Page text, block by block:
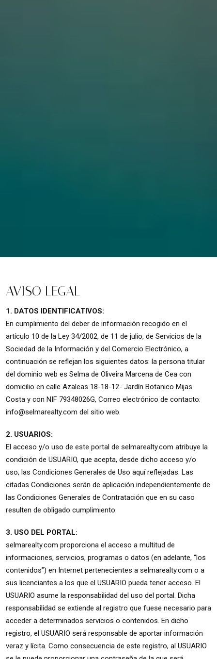
AVISO LEGAL
1. DATOS IDENTIFICATIVOS:
En cumplimiento del deber de información recogido en el
artículo 10 de la Ley 34/2002, de 11 de julio, de Servicios de la
Sociedad de la Información y del Comercio Electrónico, a
continuación se reflejan los siguientes datos: la persona titular
del dominio web es Selma de Oliveira Marcena de Cea con
domicilio en calle Azaleas 18-18-12- Jardín Botanico Mijas
Costa y con NIF 79348026G, Correo electrónico de contacto:
info@selmarealty.com del sitio web.
2. USUARIOS:
El acceso y/o uso de este portal de selmarealty.com atribuye la
condición de USUARIO, que acepta, desde dicho acceso y/o
uso, las Condiciones Generales de Uso aquí reflejadas. Las
citadas Condiciones serán de aplicación independientemente de
las Condiciones Generales de Contratación que en su caso
resulten de obligado cumplimiento.
3. USO DEL PORTAL:
selmarealty.com proporciona el acceso a multitud de
informaciones, servicios, programas o datos (en adelante, “los
contenidos”) en Internet pertenecientes a selmarealty.com o a
sus licenciantes a los que el USUARIO pueda tener acceso. El
USUARIO asume la responsabilidad del uso del portal. Dicha
responsabilidad se extiende al registro que fuese necesario para
acceder a determinados servicios o contenidos. En dicho
registro, el USUARIO será responsable de aportar información
veraz y lícita. Como consecuencia de este registro, al USUARIO